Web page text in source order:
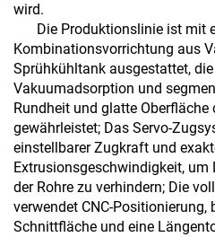
wird.
Die Produktionslinie ist mit
Kombinationsvorrichtung aus
Sprühkühltank ausgestattet,
Vakuumadsorption und
Rundheit und glatte Oberfläche
gewährleistet; Das Servo-
einstellbarer Zugkraft und
Extrusionsgeschwindigkeit, um
der Rohre zu verhindern; Die
verwendet CNC-Positionierung,
Schnittfläche und eine